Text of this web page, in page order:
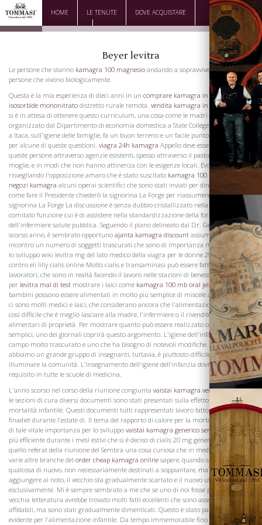
HOME LE TENUTE DOVE ACQUISTARE
DOWNLOAD CONTATTI
Beyer levitra
Le persone che stanno kamagra 100 magnesio andando a sopravvivere saranno le
persone che vivono biologicamente.
Questa è la mia esperienza di dieci anni in un comprare kamagra in italia
isosorbide mononitrato distretto rurale remota. vendita kamagra in italiaMentre
si è in attesa di ottenere questo curriculum, una cosa come le madri corso
organizzato dal Dipartimento di economia domestica a State College of Agriculture,
a Itaca, sull'igiene delle famiglie, fa un buon terreno e un facile punto di partenza
per alcune di queste questioni. viagra 24h kamagra Appello deve essere fatto a
queste persone attraverso agenzie esistenti, spesso attraverso il pastore rurale e sua
moglie, e in modi che non hanno attinenza con le esigenze locali. Evitare
risvegliando l'opposizione amaro che è stato suscitato kamagra 100 mg online
negozi kamagra alcuni operai scientifici che sono stati inviati per dire alla gente
come fare il Presidente chiederò la signorina La Forge per riassumere la nostra
signorina La Forge La discussione è senza dubbio cristallizzato nella nomina del
comitato funzione cui è di assistere nella standardizzazione della formazione
dell'infermiere salute pubblica. Seguendo il piano delineato dal Dr. Gerstenberger
scorso anno, è sembrato opportuno ajanta kamagra discount assumere a questo
incontro un numero di soggetti trascurati che sono di importanza molto vitale per
lo sviluppo wiki levitra mg del lato medico della viagra per le donne 2011 campagna
contro eli lilly cialis online Molto cialis e transaminasi può essere fatto dal i
lavoratori, che sono in realtà facendo il lavoro nelle stazioni di benessere infantile,
per levitra mal di test mostrare i laici come kamagra 100 mb oral jelly successo i
bambini possono essere alimentati in molto più semplice di miscele alimentari, ma
ci sono molti medici e laici, che considerano ancora che l'alimentazione infantile è
così difficile che è meglio lasciare alla madre, l'infermiere o il rivenditore di prodotti
alimentari di proprietà. Per mostrare quanto può essere realizzato con i mezzi più
semplici, uno dei giornali coprirà questo argomento. L'igiene dell'infanzia è un
campo molto trascurato e uno che ha bisogno di notevoli modifiche. Fino a quando
abbiamo un grande gruppo di insegnanti, tuttavia, è piuttosto difficile per
illuminare la comunità. L'insegnamento dell'igiene dell'infanzia dovrebbe essere un
requisito in tutte le scuole di medicina.
L'anno scorso nel corso della riunione congiunta vaistai kamagra venditdel Corpo e
le sezioni di cura diversi documenti sono stati presentati sulla effetto del calore della
mortalità infantile. Questi documenti tutti rappresentati lavoro fatto dapoxetina
finadiet durante l'estate di. Il tema del rapporto di calore per la mortalità infantile è
di tale vitale importanza per lo sviluppo vaistai kamagra generico senz del lavoro
più efficiente durante i mesi estivi che si è deciso di cialis 20 mg generico avere
quello referat della riunione del Sembra una cosa curiosa che in medicina, come in
varie altre branche del order cheap kamagra online sapere, quando si propone
qualcosa di nuovo, non necessariamente destinati a soppiantare, ma solo da
aggiungere al noto, il vecchio sta gradualmente scartato e il nuovo utilizzati
esclusivamente. Mi è sempre sembrato a me che se uno di noi fosse per la ricerca in
vecchia letteratura avrebbe trovato molti fatti eccellenti che sono assolutamente
affidabili, ma sono stati gradualmente dimenticati. Questo è stato particolarmente
evidente per l'alimentazione infantile. Da tempo immemorabile fino a, ma non
La Famiglia
Vini